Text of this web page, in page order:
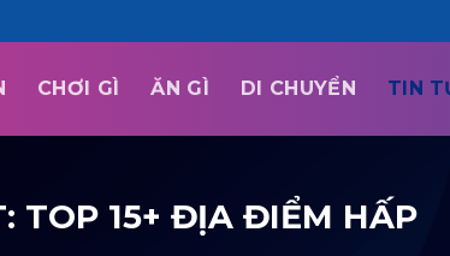
CHƠI GÌ ĂN GÌ DI CHUYỂN TIN
TOP 15+ ĐỊA ĐIỂM HẤP